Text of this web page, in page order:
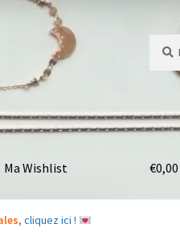
pour :
Ma Wishlist €0,00
, cliquez ici !